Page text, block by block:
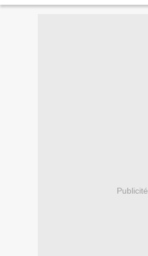
Publicité